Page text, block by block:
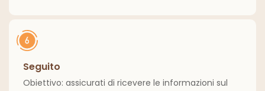
Seguito
Obiettivo: assicurati di ricevere le informazioni sul